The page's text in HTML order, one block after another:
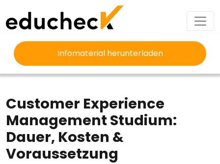
Infomaterial herunterladen
EDUCHECK
STUDIUM
CUSTOMER EXPERIENCE MANAGEMENT STUDIUM
Customer Experience
Management Studium:
Dauer, Kosten &
Voraussetzung